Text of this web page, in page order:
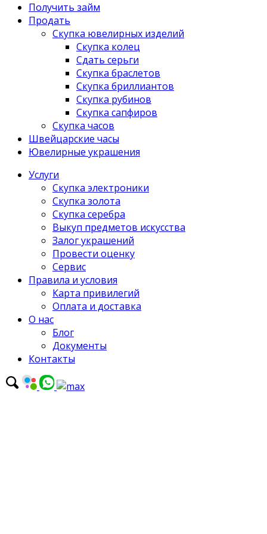
Получить займ
Продать
Скупка ювелирных изделий
Скупка колец
Сдать серьги
Скупка браслетов
Скупка бриллиантов
Скупка рубинов
Скупка сапфиров
Скупка часов
Швейцарские часы
Ювелирные украшения
Услуги
Скупка электроники
Скупка золота
Скупка серебра
Выкуп предметов искусства
Залог украшений
Провести оценку
Сервис
Правила и условия
Карта привилегий
Оплата и доставка
О нас
Блог
Документы
Контакты